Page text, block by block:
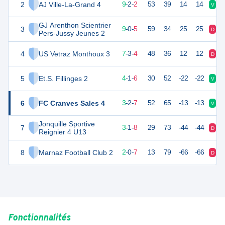
2 AJ Ville-La-Grand 4
3
GJ Arenthon Scientrier
Pers-Jussy Jeunes 2
4 US Vetraz Monthoux 3
5 Et.S. Fillinges 2
6 FC Cranves Sales 4
7
Jonquille Sportive
Reignier 4 U13
8 Marnaz Football Club 2
28 9-2-2 53 39 14 14 V
27 14 9-0-5 59 34 25 25 D
24 14 7-3-4 48 36 12 12 D
4-1-6 30 52 -22 -22 V
9 14 3-2-7 52 65 -13 -13 V
8 3-1-8 29 73 -44 -44 D
2 13 2-0-7 13 79 -66 -66 D
Fonctionnalités